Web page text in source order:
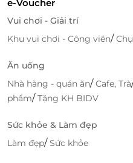
Hành trình vị giác
hồn Việt
Không chỉ đã mắt với
ngay trên tàu, hội tụ tinh
những món hải sản tươi
e-Voucher
Vui chơi - Giải trí
Khu vui chơi - Công viên/
Ăn uống
Nhà hàng - quán ăn/Cafe, Trà
phẩm/Tặng KH BIDV
Sức khỏe & Làm đẹp
Làm đẹp/Sức khỏe